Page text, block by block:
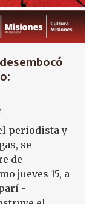
periodista y
se
de
jueves 15, a
-